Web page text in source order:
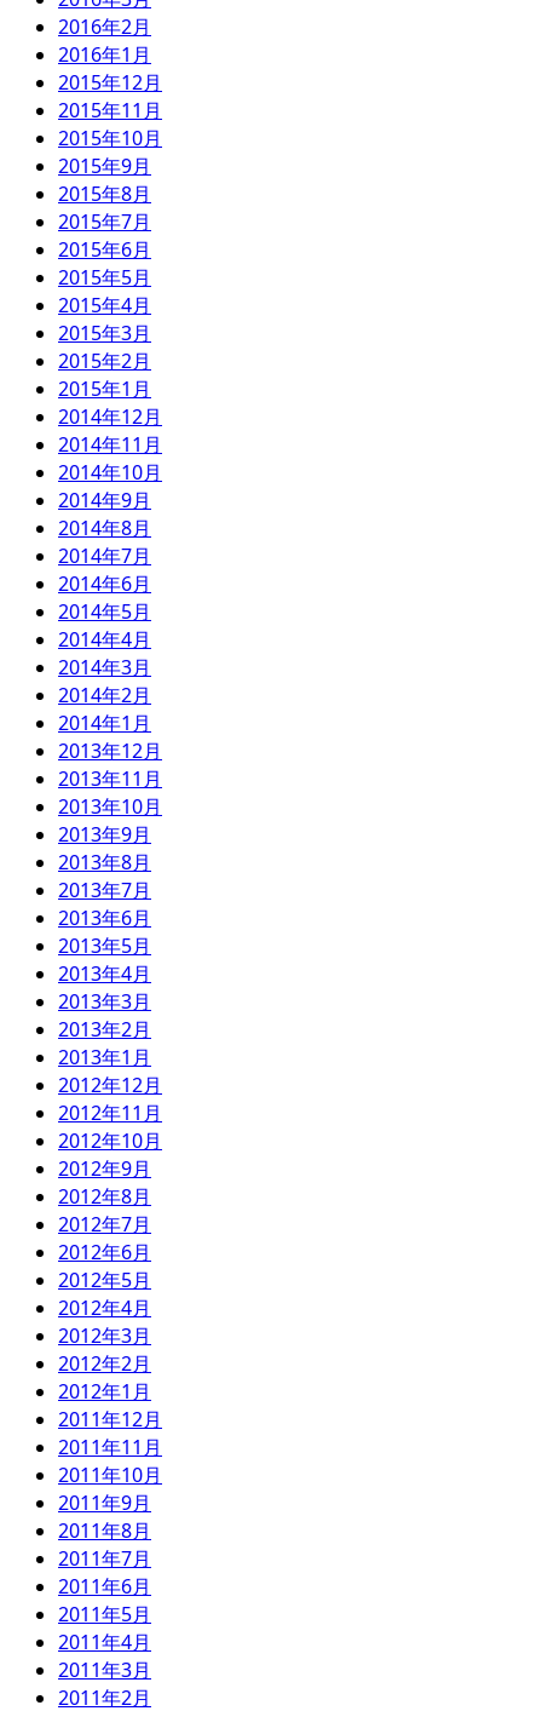
2016年2月
2016年1月
2015年12月
2015年11月
2015年10月
2015年9月
2015年8月
2015年7月
2015年6月
2015年5月
2015年4月
2015年3月
2015年2月
2015年1月
2014年12月
2014年11月
2014年10月
2014年9月
2014年8月
2014年7月
2014年6月
2014年5月
2014年4月
2014年3月
2014年2月
2014年1月
2013年12月
2013年11月
2013年10月
2013年9月
2013年8月
2013年7月
2013年6月
2013年5月
2013年4月
2013年3月
2013年2月
2013年1月
2012年12月
2012年11月
2012年10月
2012年9月
2012年8月
2012年7月
2012年6月
2012年5月
2012年4月
2012年3月
2012年2月
2012年1月
2011年12月
2011年11月
2011年10月
2011年9月
2011年8月
2011年7月
2011年6月
2011年5月
2011年4月
2011年3月
2011年2月